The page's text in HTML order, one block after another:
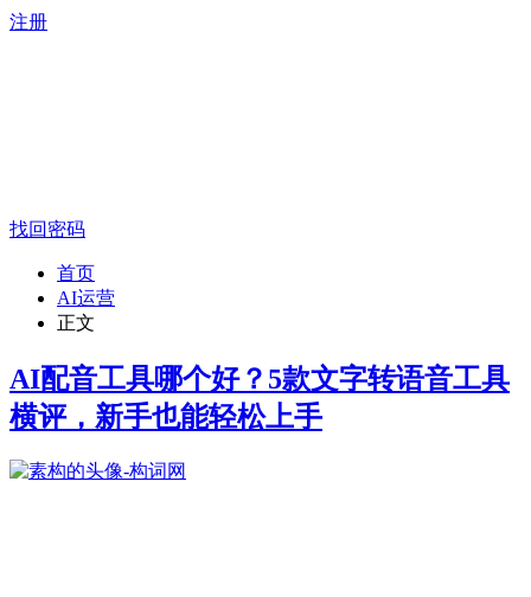
注册
找回密码
首页
AI运营
正文
AI配音工具哪个好？5款文字转语音工具
横评，新手也能轻松上手